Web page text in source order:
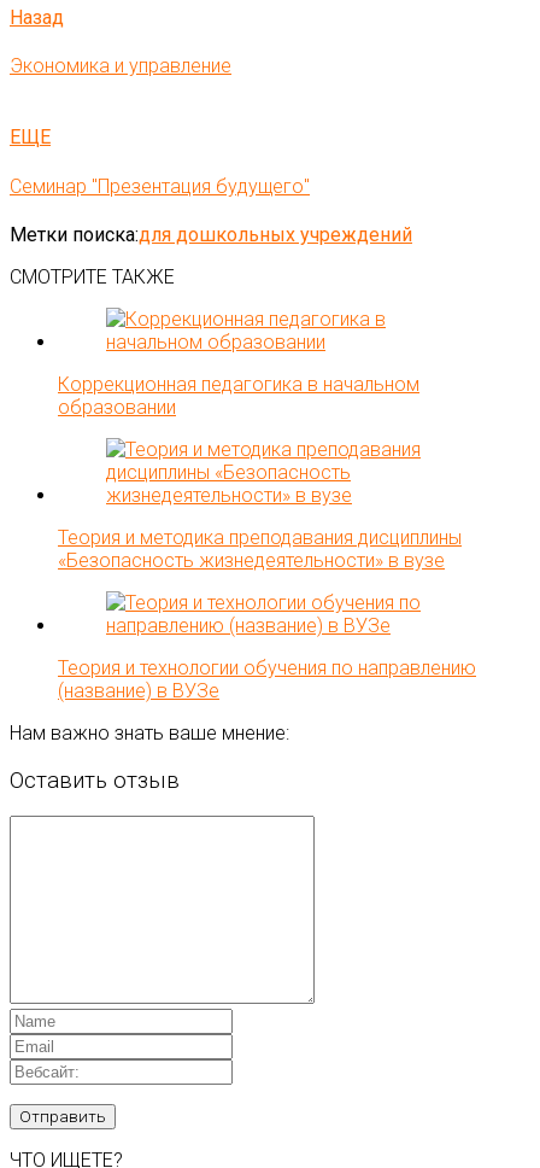
Назад
Экономика и управление
ЕЩЕ
Семинар "Презентация будущего"
Метки поиска:для дошкольных учреждений
СМОТРИТЕ ТАКЖЕ
Коррекционная педагогика в начальном
образовании
Теория и методика преподавания дисциплины
«Безопасность жизнедеятельности» в вузе
Теория и технологии обучения по направлению
(название) в ВУЗе
Нам важно знать ваше мнение:
Оставить отзыв
ЧТО ИЩЕТЕ?